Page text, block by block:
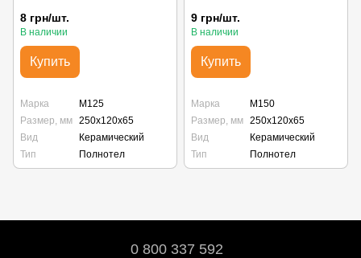
8 грн/шт.
В наличии
Купить
Марка
М125
Размер, мм 250х120х65
Вид
Керамический
Тип
Полнотел
9 грн/шт.
В наличии
Купить
Марка
М150
Размер, мм 250х120х65
Вид
Керамический
Тип
Полнотел
0 800 337 592